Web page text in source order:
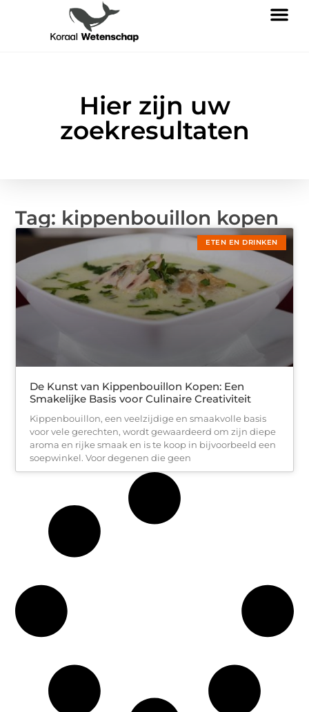
Hier zijn uw
zoekresultaten
Tag: kippenbouillon kopen
ETEN EN DRINKEN
De Kunst van Kippenbouillon Kopen: Een
Smakelijke Basis voor Culinaire Creativiteit
Kippenbouillon, een veelzijdige en smaakvolle basis
voor vele gerechten, wordt gewaardeerd om zijn diepe
aroma en rijke smaak en is te koop in bijvoorbeeld een
soepwinkel. Voor degenen die geen